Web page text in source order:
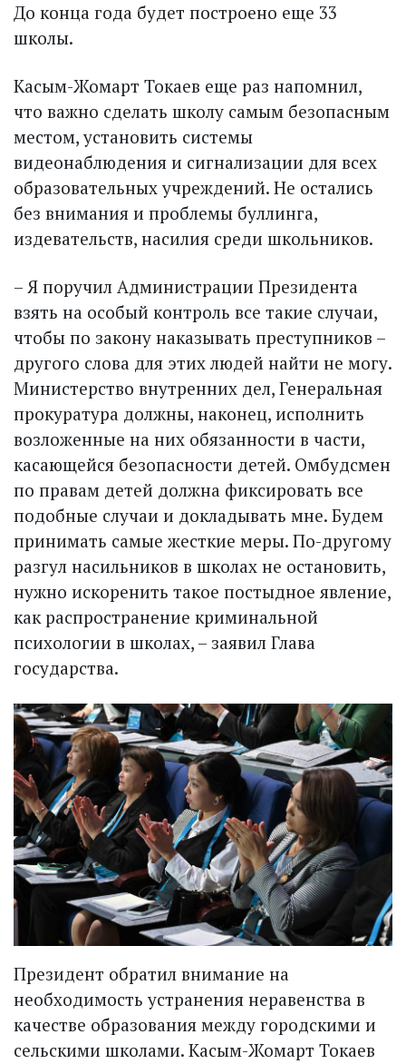
До конца года будет построено еще 33
школы.
Касым-Жомарт Токаев еще раз напомнил,
что важно сделать школу самым безопасным
местом, установить системы
видеонаблюдения и сигнализации для всех
образовательных учреждений. Не остались
без внимания и проблемы буллинга,
издевательств, насилия среди школьников.
– Я поручил Администрации Президента
взять на особый контроль все такие случаи,
чтобы по закону наказывать преступников –
другого слова для этих людей найти не могу.
Министерство внутренних дел, Генеральная
прокуратура должны, наконец, исполнить
возложенные на них обязанности в части,
касающейся безопасности детей. Омбудсмен
по правам детей должна фиксировать все
подобные случаи и докладывать мне. Будем
принимать самые жесткие меры. По-другому
разгул насильников в школах не остановить,
нужно искоренить такое постыдное явление,
как распространение криминальной
психологии в школах, – заявил Глава
государства.
Президент обратил внимание на
необходимость устранения неравенства в
качестве образования между городскими и
сельскими школами. Касым-Жомарт Токаев